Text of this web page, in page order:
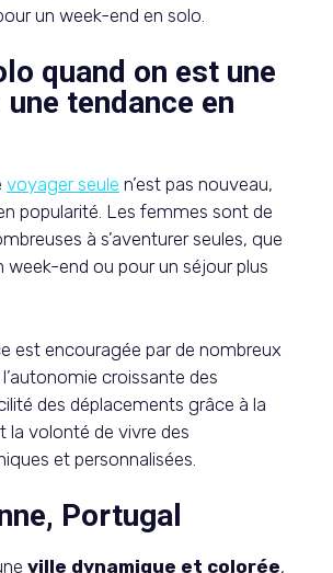
un week-end en solo.
quand on est une
tendance en
voyager seule n’est pas nouveau,
popularité. Les femmes sont de
à s’aventurer seules, que
week-end ou pour un séjour plus
est encouragée par de nombreux
croissante des
des déplacements grâce à la
la volonté de vivre des
et personnalisées.
Portugal
ville dynamique et colorée,